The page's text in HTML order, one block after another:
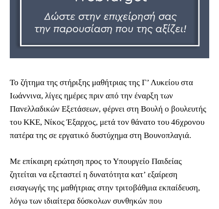
Το ζήτημα της στήριξης μαθήτριας της Γ’ Λυκείου στα
Ιωάννινα, λίγες ημέρες πριν από την έναρξη των
Πανελλαδικών Εξετάσεων, φέρνει στη Βουλή ο βουλευτής
του ΚΚΕ, Νίκος Έξαρχος, μετά τον θάνατο του 46χρονου
πατέρα της σε εργατικό δυστύχημα στη Βουνοπλαγιά.
Με επίκαιρη ερώτηση προς το Υπουργείο Παιδείας
ζητείται να εξεταστεί η δυνατότητα κατ’ εξαίρεση
εισαγωγής της μαθήτριας στην τριτοβάθμια εκπαίδευση,
λόγω των ιδιαίτερα δύσκολων συνθηκών που